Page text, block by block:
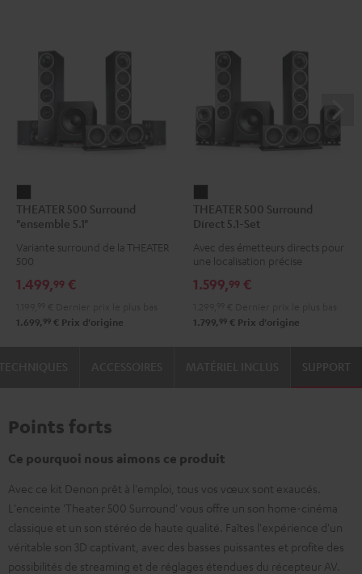
500
Surround
"ensemble
Noir
THEATER 500 Surround
"ensemble 5.1"
Variante surround de la THEATER
500
1.499,99 €
1.699, 99 € Prix d'origine
500
Surround
Direct
Set
THEATER 500 Surround
Direct 5.1-Set
Avec des émetteurs directs pour
une localisation précise
1.599,99 €
1.799, 99 € Prix d'origine
SUPPORT
Points forts
Ce pourquoi nous aimons ce produit
Avec ce kit Denon prêt à l'emploi, tous vos vœux sont exaucés.
L'enceinte 'Theater 500 Surround' vous offre un son home-cinéma
classique et un son stéréo de haute qualité. Faîtes l'expérience d'un
véritable son 3D captivant, avec des basses puissantes et profite des
possibilités de streaming et de réglages étendues du récepteur AV.